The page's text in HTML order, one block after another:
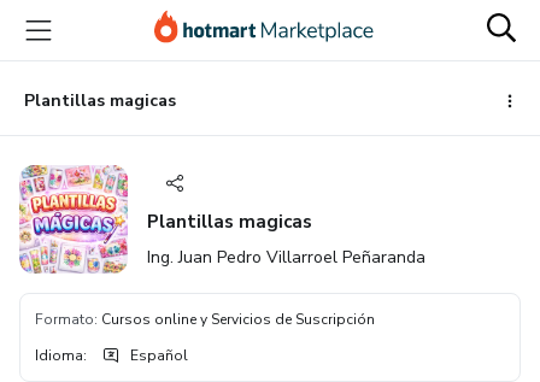
principal
página
de
página
Plantillas magicas
Plantillas magicas
Ing. Juan Pedro Villarroel Peñaranda
Formato: Cursos online y Servicios de Suscripción
Idioma: Español